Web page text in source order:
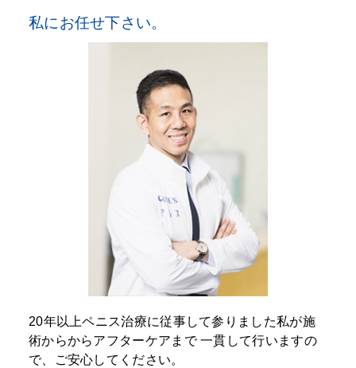
私にお任せ下さい。
20年以上ペニス治療に従事して参りました私が施
術からからアフターケアまで一貫して行いますの
で、ご安心してください。